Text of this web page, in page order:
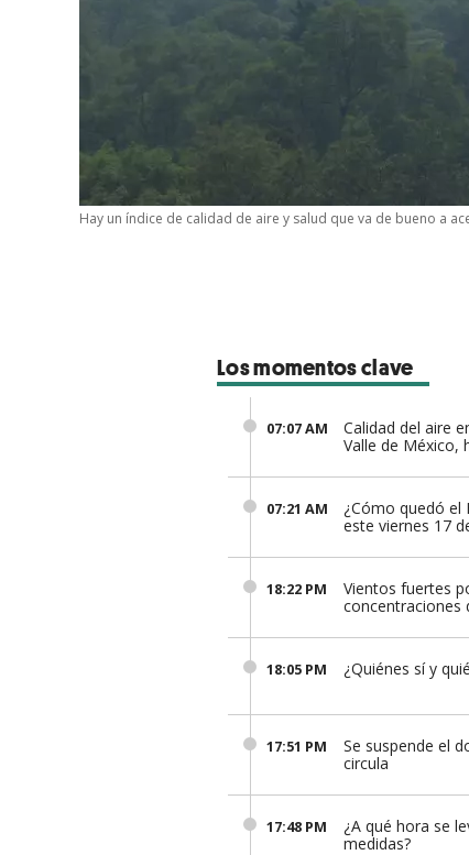
Hay un índice de calidad de aire y salud que va de bueno a
Los momentos clave
17:48 PM
¿A qué hora se
medidas?
17:51 PM
Se suspende el
circula
18:05 PM ¿Quiénes sí y
18:22 PM
Vientos fuertes
concentraciones
07:21 AM
¿Cómo quedó el
este viernes 17
07:07 AM
Calidad del aire
Valle de México,